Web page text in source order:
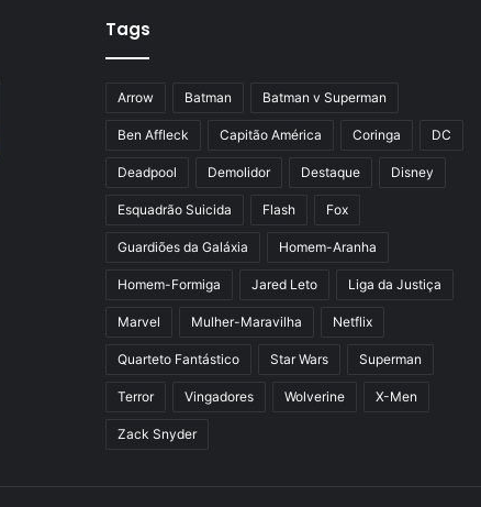
Tags
Arrow Batman Batman v Superman
Ben Affleck Capitão América Coringa DC
Deadpool Demolidor Destaque Disney
Esquadrão Suicida Flash Fox
Guardiões da Galáxia Homem-Aranha
Homem-Formiga Jared Leto Liga da Justiça
Marvel Mulher-Maravilha Netflix
Quarteto Fantástico Star Wars Superman
Terror Vingadores Wolverine X-Men
Zack Snyder